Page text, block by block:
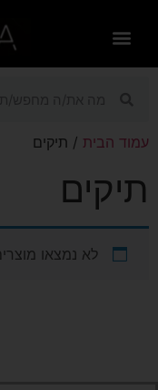
עמוד הבית / תיקים
תיקים
לא נמצאו